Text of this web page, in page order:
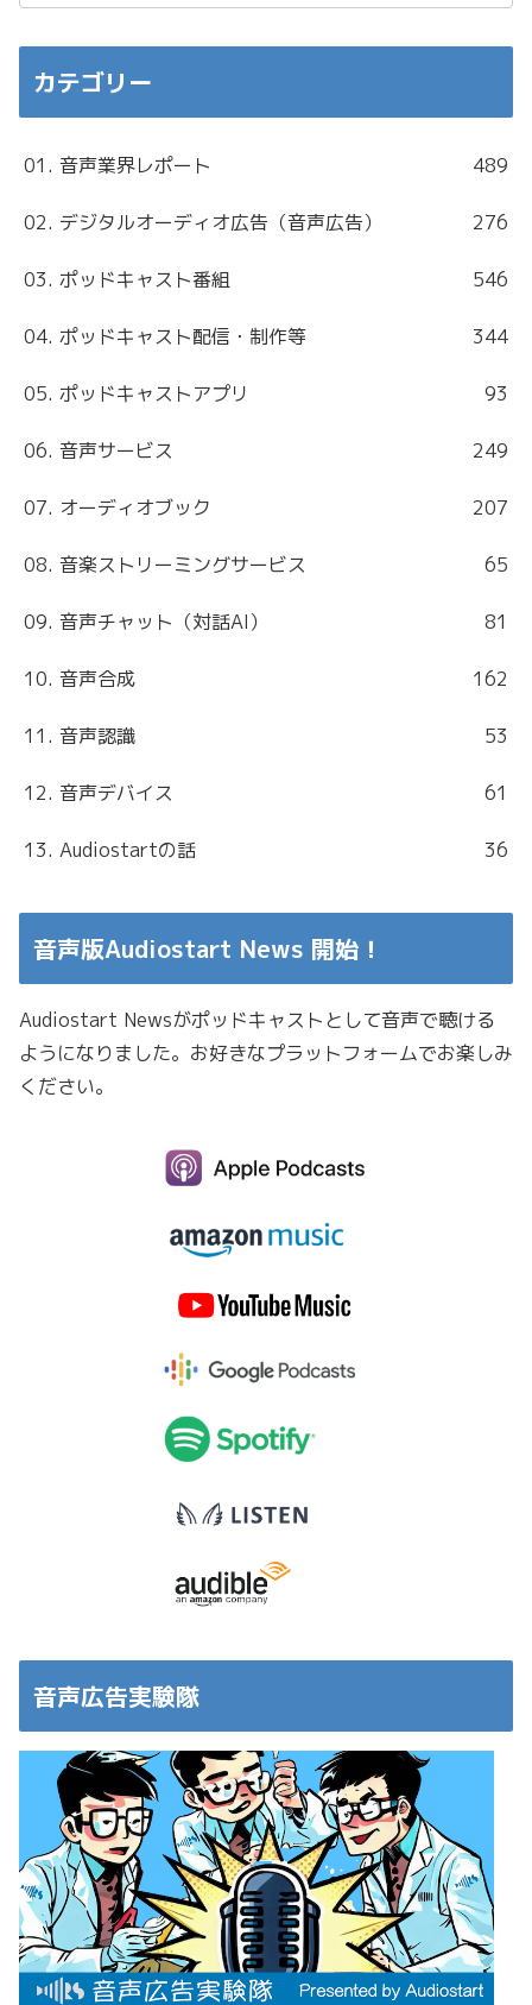
カテゴリー
01. 音声業界レポート 489
02. デジタルオーディオ広告（音声広告） 276
03. ポッドキャスト番組 546
04. ポッドキャスト配信・制作等 344
05. ポッドキャストアプリ 93
06. 音声サービス 249
07. オーディオブック 207
08. 音楽ストリーミングサービス 65
09. 音声チャット（対話AI） 81
10. 音声合成 162
11. 音声認識 53
12. 音声デバイス 61
13. Audiostartの話 36
音声版Audiostart News 開始！
Audiostart Newsがポッドキャストとして音声で聴ける
ようになりました。お好きなプラットフォームでお楽しみ
ください。
音声広告実験隊